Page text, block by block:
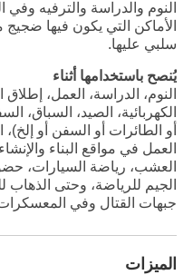
النوم والدراسة والترفيه
الأماكن التي يكون فيها
سلبي عليها.
يُنصح باستخدامها أثناء
النوم، الدراسة، العمل، إطلاق
الكهربائية، الصيد، السباق،
أو الطائرات أو السفن أو
العمل في مواقع البناء
العشب، رياضة السيارات،
الجيم للرياضة، وحتى الذهاب
جبهات القتال وفي
الميزات